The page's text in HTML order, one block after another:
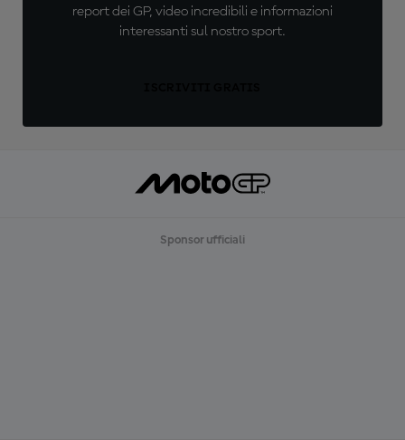
report dei GP, video incredibili e informazioni
interessanti sul nostro sport.
Sponsor ufficiali